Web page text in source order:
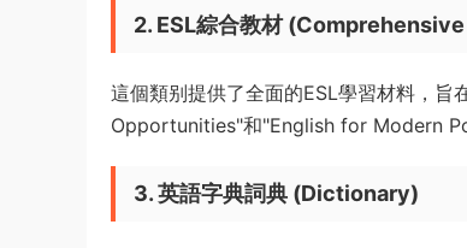
2. ESL綜合教材
這個類别提供了全面的ESL學習材料，
Opportunities"和"English for Modern
3. 英語字典詞典 (Dictionary)